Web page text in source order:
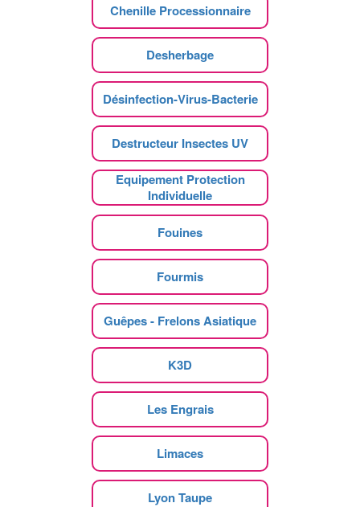
Chenille Processionnaire
Desherbage
Désinfection-Virus-Bacterie
Destructeur Insectes UV
Equipement Protection
Individuelle
Fouines
Fourmis
Guêpes - Frelons Asiatique
K3D
Les Engrais
Limaces
Lyon Taupe